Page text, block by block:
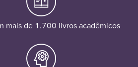
mais de 1.700 livros acadêmicos